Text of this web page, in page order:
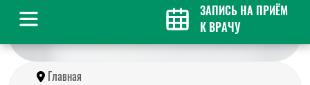
ЗАПИСЬ НА ПРИЁМ
К ВРАЧУ
Главная